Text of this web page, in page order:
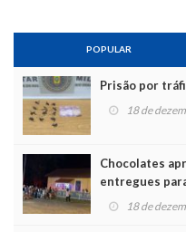
POPULAR
Prisão por
18 de
Chocolates
entregues
Noel 18 de